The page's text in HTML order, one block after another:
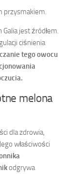
przysmakiem.
jest źródłem.
ciśnienia
tego owocu
melona
dla zdrowia,
właściwości
odgrywa